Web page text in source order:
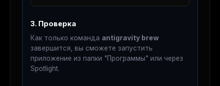
3. Проверка
Как только команда antigravity brew
завершится, вы сможете запустить
приложение из папки "Программы" или через
Spotlight.